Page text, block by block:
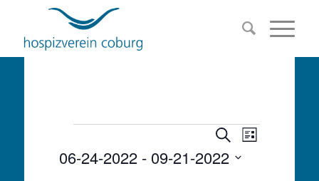
Veranstaltungen
Suche
Suche
Liste
06-24-2022 - 09-21-2022